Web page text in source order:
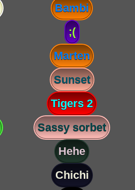
Bambi
;(
Marten
Sunset
Tigers 2
Sassy sorbet
Hehe
Chichi